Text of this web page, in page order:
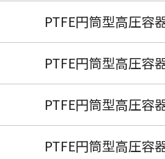
PTFE円筒型高圧
PTFE円筒型高圧
PTFE円筒型高圧
PTFE円筒型高圧